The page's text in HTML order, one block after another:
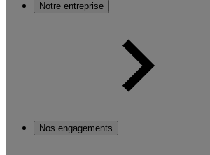
Notre entreprise
Nos engagements